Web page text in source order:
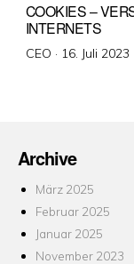
COOKIES –
INTERNETS
CEO · Veröffentlicht
16. Juli 2023
Archive
März 2025
Februar 2025
Januar 2025
November 2023